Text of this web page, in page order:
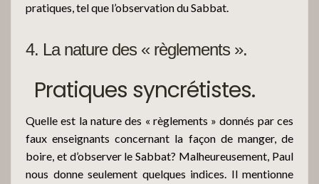
pratiques, tel que l’observation du Sabbat.
4. La nature des « règlements ».
Pratiques syncrétistes.
Quelle est la nature des « règlements » donnés par ces
faux enseignants concernant la façon de manger, de
boire, et d’observer le Sabbat? Malheureusement, Paul
nous donne seulement quelques indices. Il mentionne